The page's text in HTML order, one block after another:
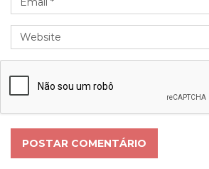
POSTAR COMENTÁRIO